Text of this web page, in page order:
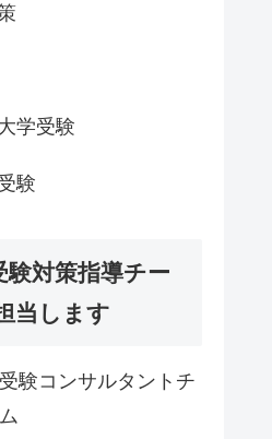
学受験
験
験対策指導チー
当します
験コンサルタントチ